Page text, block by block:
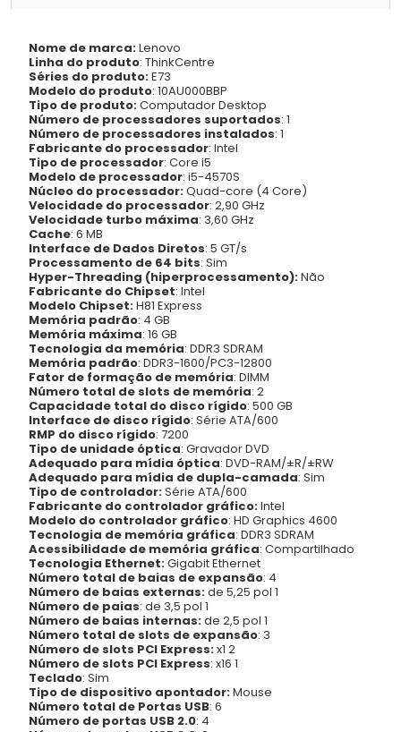
Nome de marca:Lenovo
Linha do produto: ThinkCentre
Séries do produto:E73
Modelo do produto: 10AU000BBP
Tipo de produto:Computador Desktop
Número de processadores suportados: 1
Número de processadores instalados: 1
Fabricante do processador: Intel
Tipo de processador: Core i5
Modelo de processador: i5-4570S
Núcleo do processador:Quad-core (4 Core)
Velocidade do processador: 2,90 GHz
Velocidade turbo máxima: 3,60 GHz
Cache: 6 MB
Interface de Dados Diretos: 5 GT/s
Processamento de 64 bits: Sim
Hyper-Threading (hiperprocessamento):Não
Fabricante do Chipset: Intel
Modelo Chipset:H81 Express
Memória padrão: 4 GB
Memória máxima: 16 GB
Tecnologia da memória: DDR3 SDRAM
Memória padrão: DDR3-1600/PC3-12800
Fator de formação de memória: DIMM
Número total de slots de memória: 2
Capacidade total do disco rígido: 500 GB
Interface de disco rígido: Série ATA/600
RMP do disco rígido: 7200
Tipo de unidade óptica: Gravador DVD
Adequado para mídia óptica: DVD-RAM/±R/±RW
Adequado para mídia de dupla-camada: Sim
Tipo de controlador:Série ATA/600
Fabricante do controlador gráfico:Intel
Modelo do controlador gráfico: HD Graphics 4600
Tecnologia de memória gráfica: DDR3 SDRAM
Acessibilidade de memória gráfica: Compartilhado
Tecnologia Ethernet:Gigabit Ethernet
Número total de baias de expansão: 4
Número de baias externas:de 5,25 pol 1
Número de paias: de 3,5 pol 1
Número de baias internas:de 2,5 pol 1
Número total de slots de expansão: 3
Número de slots PCI Express:x1 2
Número de slots PCI Express: x16 1
Teclado: Sim
Tipo de dispositivo apontador:Mouse
Número total de Portas USB: 6
Número de portas USB 2.0: 4